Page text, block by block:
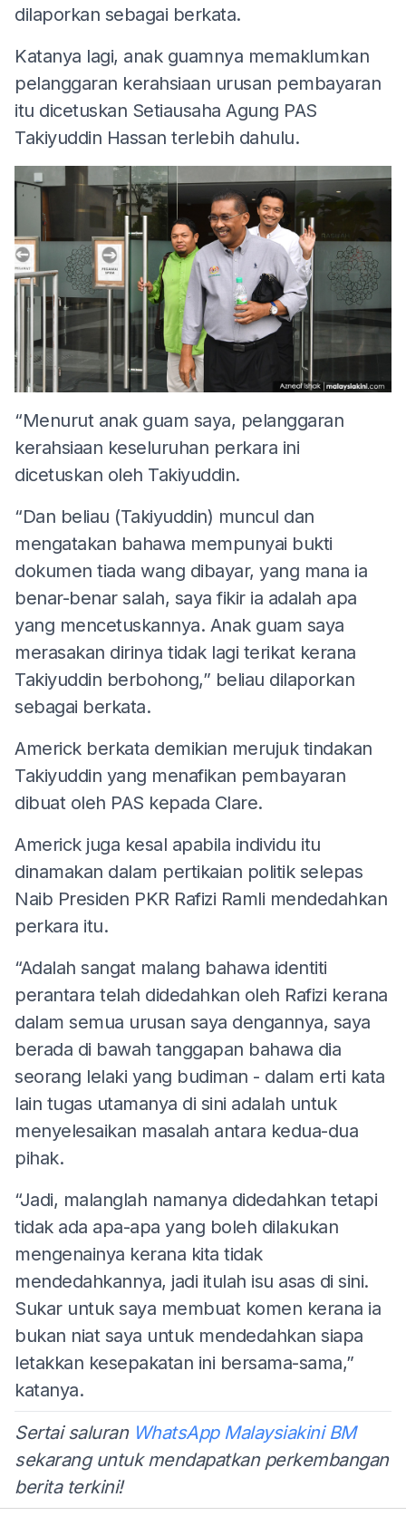
dilaporkan sebagai berkata.
Katanya lagi, anak guamnya memaklumkan
pelanggaran kerahsiaan urusan pembayaran
itu dicetuskan Setiausaha Agung PAS
Takiyuddin Hassan terlebih dahulu.
“Menurut anak guam saya, pelanggaran
kerahsiaan keseluruhan perkara ini
dicetuskan oleh Takiyuddin.
“Dan beliau (Takiyuddin) muncul dan
mengatakan bahawa mempunyai bukti
dokumen tiada wang dibayar, yang mana ia
benar-benar salah, saya fikir ia adalah apa
yang mencetuskannya. Anak guam saya
merasakan dirinya tidak lagi terikat kerana
Takiyuddin berbohong,” beliau dilaporkan
sebagai berkata.
Americk berkata demikian merujuk tindakan
Takiyuddin yang menafikan pembayaran
dibuat oleh PAS kepada Clare.
Americk juga kesal apabila individu itu
dinamakan dalam pertikaian politik selepas
Naib Presiden PKR Rafizi Ramli mendedahkan
perkara itu.
“Adalah sangat malang bahawa identiti
perantara telah didedahkan oleh Rafizi kerana
dalam semua urusan saya dengannya, saya
berada di bawah tanggapan bahawa dia
seorang lelaki yang budiman - dalam erti kata
lain tugas utamanya di sini adalah untuk
menyelesaikan masalah antara kedua-dua
pihak.
“Jadi, malanglah namanya didedahkan tetapi
tidak ada apa-apa yang boleh dilakukan
mengenainya kerana kita tidak
mendedahkannya, jadi itulah isu asas di sini.
Sukar untuk saya membuat komen kerana ia
bukan niat saya untuk mendedahkan siapa
letakkan kesepakatan ini bersama-sama,”
katanya.
Sertai saluran WhatsApp Malaysiakini BM
sekarang untuk mendapatkan perkembangan
berita terkini!